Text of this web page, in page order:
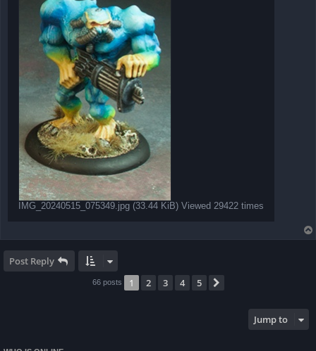
IMG_20240515_075349.jpg (33.44 KiB) Viewed 29422 times
Post Reply
66 posts 1 2 3 4 5
Jump to